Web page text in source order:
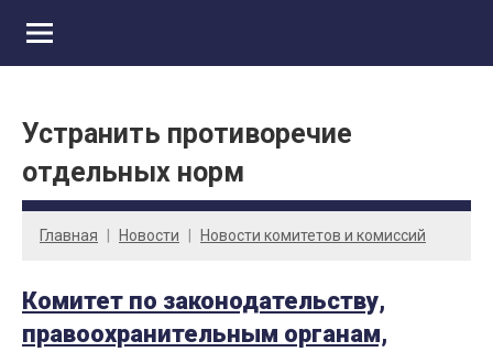
Устранить противоречие
отдельных норм
Главная Новости Новости комитетов и комиссий
Комитет по законодательству,
правоохранительным органам,